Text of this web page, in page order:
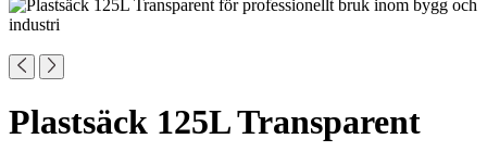
Plastsäck 125L Transparent